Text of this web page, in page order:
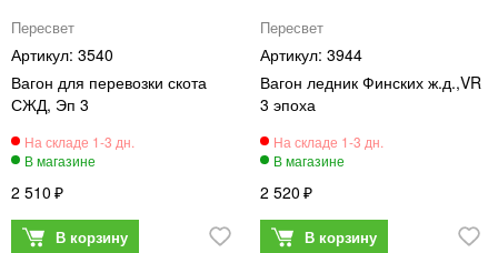
Пересвет
3540
Вагон для перевозки скота
СЖД, Эп 3
2 510
Пересвет
3944
Вагон ледник Финских ж.д.,VR
3 эпоха
2 520